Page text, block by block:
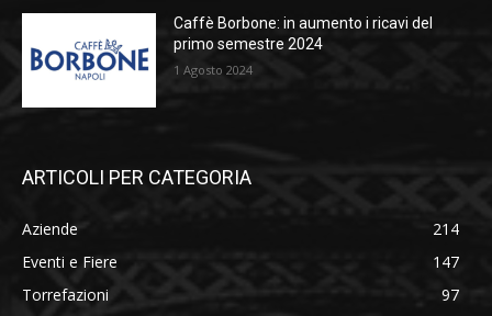
Caffè Borbone: in aumento i ricavi del
primo semestre 2024
1 Agosto 2024
ARTICOLI PER CATEGORIA
Aziende
214
Eventi e Fiere
147
Torrefazioni
97